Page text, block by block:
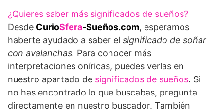
¿Quieres saber más significados de sueños?
Desde CurioSfera-Sueños.com, esperamos
haberte ayudado a saber el significado de soñar
con avalanchas. Para conocer más
interpretaciones oníricas, puedes verlas en
nuestro apartado de significados de sueños. Si
no has encontrado lo que buscabas, pregunta
directamente en nuestro buscador. También